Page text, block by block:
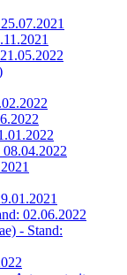
02.06.2022
- Stand: